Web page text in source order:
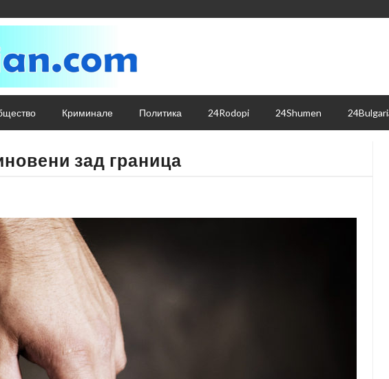
Криминале Политика 24Rodopi 24Shumen
зад граница